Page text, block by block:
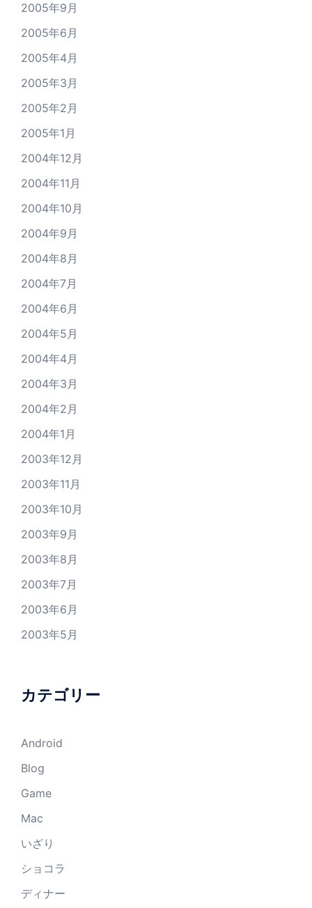
2005年9月
2005年6月
2005年4月
2005年3月
2005年2月
2005年1月
2004年12月
2004年11月
2004年10月
2004年9月
2004年8月
2004年7月
2004年6月
2004年5月
2004年4月
2004年3月
2004年2月
2004年1月
2003年12月
2003年11月
2003年10月
2003年9月
2003年8月
2003年7月
2003年6月
2003年5月
カテゴリー
Android
Blog
Game
Mac
いざり
ショコラ
ディナー